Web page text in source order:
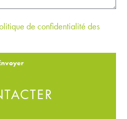
de confidentialité des